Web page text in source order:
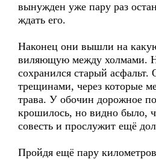
вынужден уже пару раз
ждать его.
Наконец они вышли на
виляющую между холмами.
сохранился старый
трещинами, через которые
трава. У обочин дорожное
крошилось, но видно было,
совесть и прослужит ещё
Пройдя ещё пару